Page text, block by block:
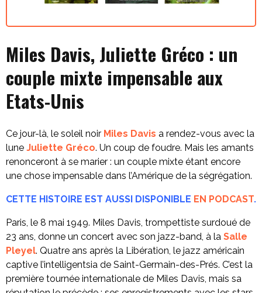
Miles Davis, Juliette Gréco : un
couple mixte impensable aux
Etats-Unis
Ce jour-là, le soleil noir Miles Davis a rendez-vous avec la
lune Juliette Gréco. Un coup de foudre. Mais les amants
renonceront à se marier : un couple mixte étant encore
une chose impensable dans l’Amérique de la ségrégation.
CETTE HISTOIRE EST AUSSI DISPONIBLE EN PODCAST.
Paris, le 8 mai 1949. Miles Davis, trompettiste surdoué de
23 ans, donne un concert avec son jazz-band, à la Salle
Pleyel. Quatre ans après la Libération, le jazz américain
captive l’intelligentsia de Saint-Germain-des-Prés. C’est la
première tournée internationale de Miles Davis, mais sa